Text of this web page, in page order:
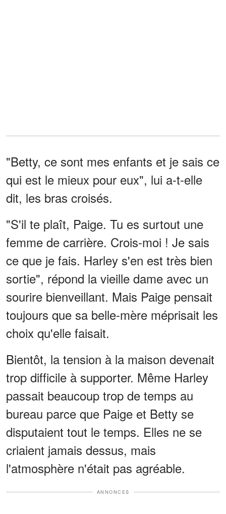
"Betty, ce sont mes enfants et je sais ce
qui est le mieux pour eux", lui a-t-elle
dit, les bras croisés.
"S'il te plaît, Paige. Tu es surtout une
femme de carrière. Crois-moi ! Je sais
ce que je fais. Harley s'en est très bien
sortie", répond la vieille dame avec un
sourire bienveillant. Mais Paige pensait
toujours que sa belle-mère méprisait les
choix qu'elle faisait.
Bientôt, la tension à la maison devenait
trop difficile à supporter. Même Harley
passait beaucoup trop de temps au
bureau parce que Paige et Betty se
disputaient tout le temps. Elles ne se
criaient jamais dessus, mais
l'atmosphère n'était pas agréable.
ANNONCES